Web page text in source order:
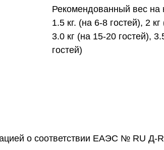
Рекомендованный вес на
1.5 кг. (на 6-8 гостей), 2
3.0 кг (на 15-20 гостей),
гостей)
о соответствии ЕАЭС № RU Д-